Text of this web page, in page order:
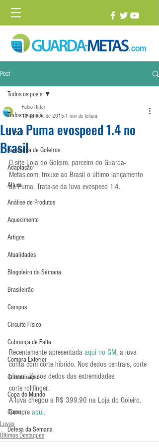
Post
Todos os posts
1 vs. 1
Academia de Goleiros
Adaptação
Altura
Análise de Produtos
Aquecimento
Artigos
Atualidades
Blogoleiro da Semana
Brasileirão
Campus
Circuito Físico
Cobrança de Falta
Compra Exterior
Comunicação
Copa do Mundo
Curso
Defesa da Semana
Todos os posts
Luva Puma evospeed 1.4 no
Brasil
Fabio Ritter
13 de nov. de 2015 1 min de leitura
O site Loja do Goleiro, parceiro do Guarda-
Metas.com, trouxe ao Brasil o último lançamento
da Puma. Trata-se da luva evospeed 1.4.
Recentemente apresentada aqui no GM, a luva
conta com corte híbrido. Nos dedos centrais, corte
plano. Já nos dedos das extremidades,
corte rollfinger.
A luva chegou a R$ 399,90 na Loja do Goleiro.
Compre aqui.
Luvas
Últimos Destaques